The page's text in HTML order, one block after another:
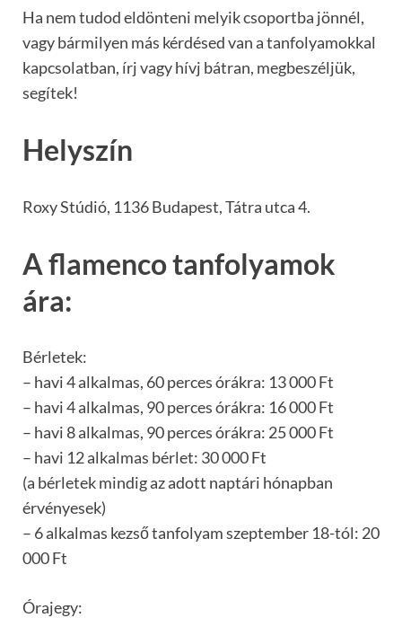
Ha nem tudod eldönteni melyik csoportba jönnél,
vagy bármilyen más kérdésed van a tanfolyamokkal
kapcsolatban, írj vagy hívj bátran, megbeszéljük,
segítek!
Helyszín
Roxy Stúdió, 1136 Budapest, Tátra utca 4.
A flamenco tanfolyamok
ára:
Bérletek:
– havi 4 alkalmas, 60 perces órákra: 13 000 Ft
– havi 4 alkalmas, 90 perces órákra: 16 000 Ft
– havi 8 alkalmas, 90 perces órákra: 25 000 Ft
– havi 12 alkalmas bérlet: 30 000 Ft
(a bérletek mindig az adott naptári hónapban
érvényesek)
– 6 alkalmas kezső tanfolyam szeptember 18-tól: 20
000 Ft
Órajegy: